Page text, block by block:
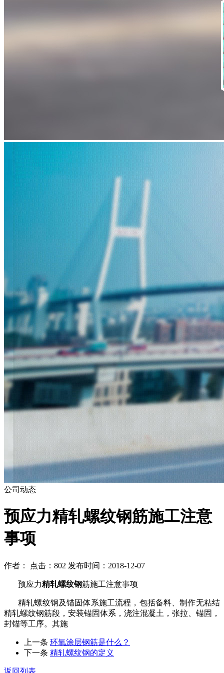
公司动态
预应力精轧螺纹钢筋施工注意
事项
作者： 点击：802 发布时间：2018-12-07
预应力精轧螺纹钢筋施工注意事项
精轧螺纹钢及锚固体系施工流程，包括备料、制作无粘结
精轧螺纹钢筋段，安装锚固体系，浇注混凝土，张拉、锚固，
封锚等工序。其施
上一条 环氧涂层钢筋是什么？
下一条 精轧螺纹钢的定义
返回列表